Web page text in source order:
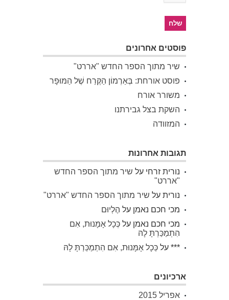
פוסטים אחרונים
שיר מתוך הספר החדש "אררט"
פוסט אורחת: בְּאַרְמוֹן הַקֶּרַח שֶׁל הַמּוּפָר
משורר אורח
השקת בצל גבירתנו
המזוודה
תגובות אחרונות
נורית זרחי על שיר מתוך הספר החדש
"אררט"
נורית על שיר מתוך הספר החדש "אררט"
מכי חכם נאמן על הֶלְיוּם
מכי חכם נאמן על כְּכָל אָמָּנוּת, אִם
הִתְמַכַּרְתָּ לָהּ
*** על כְּכָל אָמָּנוּת, אִם הִתְמַכַּרְתָּ לָהּ
ארכיונים
אפריל 2015